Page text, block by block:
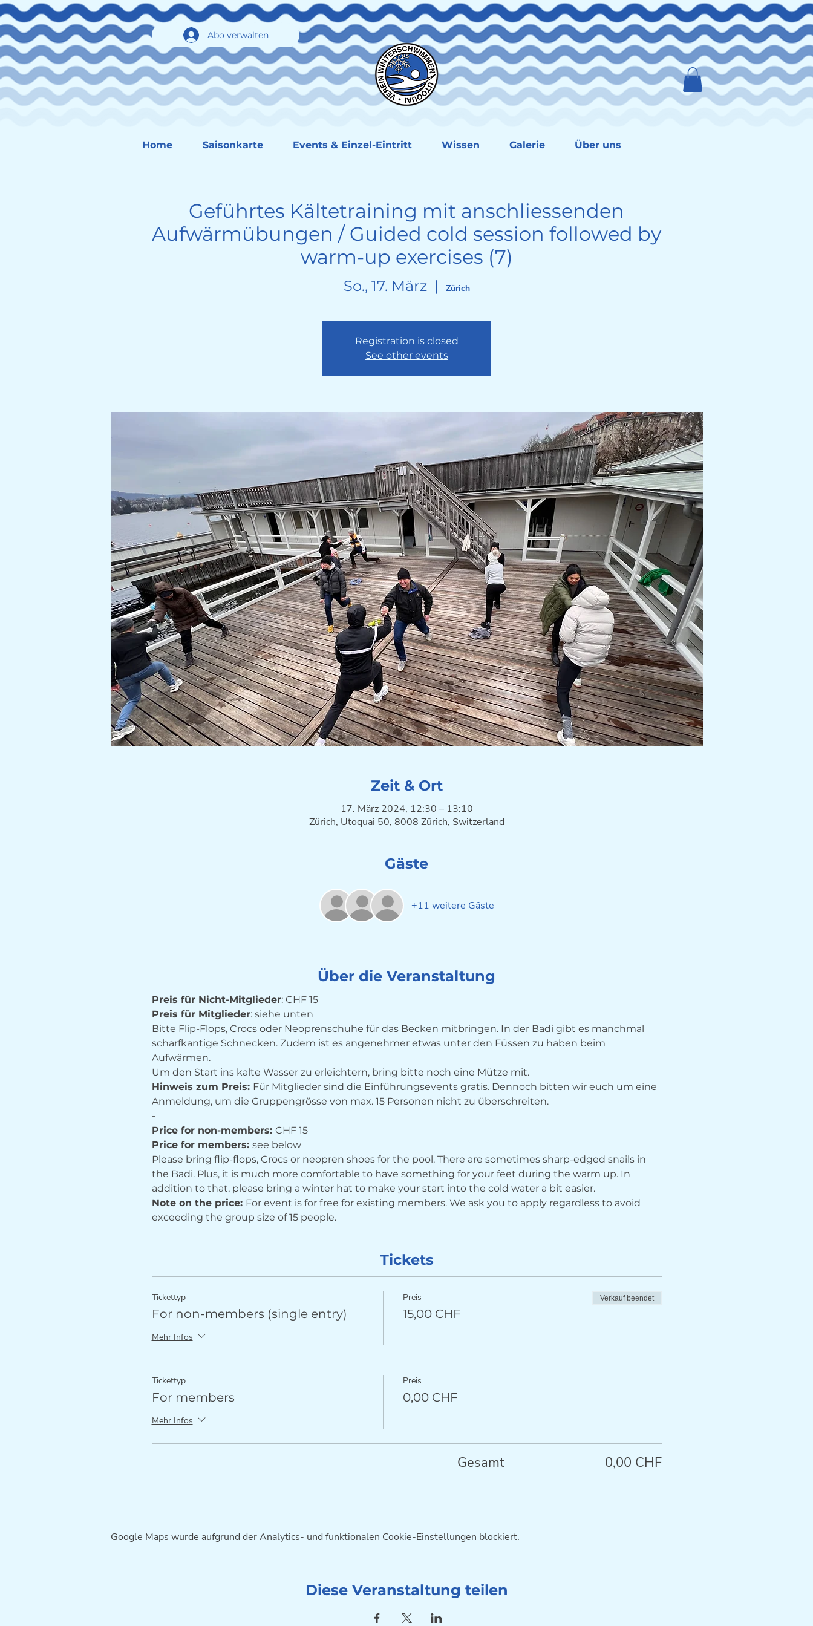
Abo verwalten
Home Saisonkarte Events & Einzel-Eintritt Wissen Galerie Über uns
Geführtes Kältetraining mit anschliessenden
Aufwärmübungen / Guided cold session followed by
warm-up exercises (7)
So., 17. März
  |
Zürich
Registration is closed
See other events
Zeit & Ort
17. März 2024, 12:30 – 13:10
Zürich, Utoquai 50, 8008 Zürich, Switzerland
Gäste
+11 weitere Gäste
Über die Veranstaltung
Preis für Nicht-Mitglieder
: CHF 15
Preis für Mitglieder: siehe unten
Bitte Flip-Flops, Crocs oder Neoprenschuhe für das Becken mitbringen. In der Badi gibt es manchmal
scharfkantige Schnecken. Zudem ist es angenehmer etwas unter den Füssen zu haben beim
Aufwärmen.
Um den Start ins kalte Wasser zu erleichtern, bring bitte noch eine Mütze mit.
Hinweis zum Preis: Für Mitglieder sind die Einführungsevents gratis. Dennoch bitten wir euch um eine
Anmeldung, um die Gruppengrösse von max. 15 Personen nicht zu überschreiten.
-
Price for non-members: CHF 15
Price for members: see below
Please bring flip-flops, Crocs or neopren shoes for the pool. There are sometimes sharp-edged snails in
the Badi. Plus, it is much more comfortable to have something for your feet during the warm up. In
addition to that, please bring a winter hat to make your start into the cold water a bit easier.
Note on the price: For event is for free for existing members. We ask you to apply regardless to avoid
exceeding the group size of 15 people.
Tickets
Tickettyp
For non-members (single entry)
Mehr Infos
Preis
15,00 CHF
Verkauf beendet
Tickettyp
For members
Mehr Infos
Preis
0,00 CHF
Gesamt 0,00 CHF
Google Maps wurde aufgrund der Analytics- und funktionalen Cookie-Einstellungen blockiert.
Diese Veranstaltung teilen